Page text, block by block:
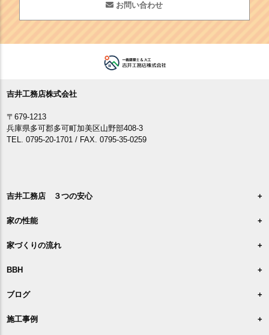
お問い合わせ
吉井工務店株式会社
〒679-1213
兵庫県多可郡多可町加美区山野部408-3
TEL. 0795-20-1701 / FAX. 0795-35-0259
吉井工務店 ３つの安心
家の性能
家づくりの流れ
BBH
ブログ
施工事例